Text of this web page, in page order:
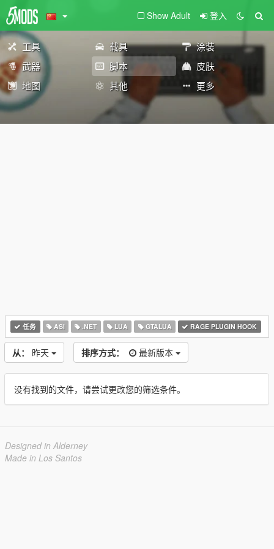
Show Adult 登入
工具 载具
涂装
武器
脚本
皮肤
地图
其他 更多
任务 ASI .NET LUA GTALUA RAGE PLUGIN HOOK
从： 昨天 排序方式： 最新版本
没有找到的文件，请尝试更改您的筛选条件。
Designed in Alderney
Made in Los Santos